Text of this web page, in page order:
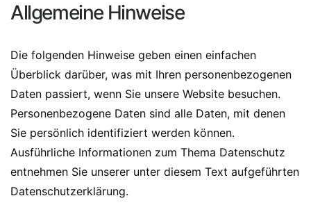
Allgemeine Hinweise
Die folgenden Hinweise geben einen einfachen
Überblick darüber, was mit Ihren personenbezogenen
Daten passiert, wenn Sie unsere Website besuchen.
Personenbezogene Daten sind alle Daten, mit denen
Sie persönlich identifiziert werden können.
Ausführliche Informationen zum Thema Datenschutz
entnehmen Sie unserer unter diesem Text aufgeführten
Datenschutzerklärung.